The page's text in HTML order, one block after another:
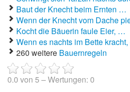
Beamtenwitze
Bierwitze
Bill Clinton Witze
Blondinenwitze
Baut der Knecht beim Ernten …
Wenn der Knecht vom Dache
Kocht die Bäuerin faule Eier, …
Wenn es nachts im Bette
260 weitere Bauernregeln
0.0 von 5 – Wertungen: 0